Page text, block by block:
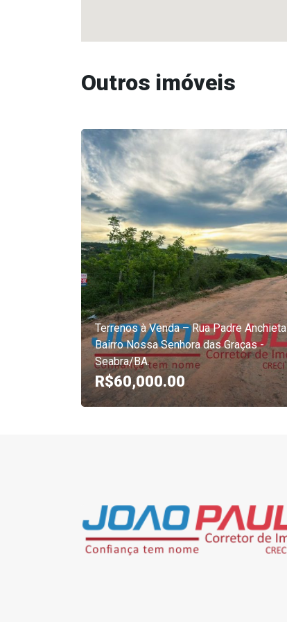
Outros imóveis
Terrenos à Venda – Rua Padre Anchieta
Bairro Nossa Senhora das Graças -
Seabra/BA.
R$60,000.00